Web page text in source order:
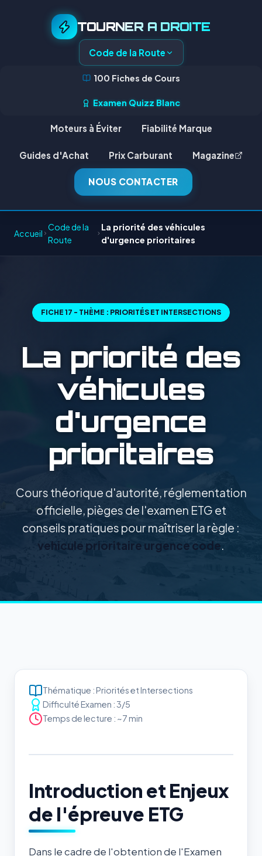
TOURNER A DROITE
Code de la Route
100 Fiches de Cours
Examen Quizz Blanc
Moteurs à Éviter Fiabilité Marque
Guides d'Achat Prix Carburant Magazine
NOUS CONTACTER
Accueil
Code de la
Route
La priorité des véhicules
d'urgence prioritaires
FICHE 17 - THÈME : PRIORITÉS ET INTERSECTIONS
La priorité des
véhicules
d'urgence
prioritaires
Cours théorique d'autorité, réglementation
officielle, pièges de l'examen ETG et
conseils pratiques pour maîtriser la règle :
vehicule prioritaire urgence code.
Thématique : Priorités et Intersections
Difficulté Examen : 3/5
Temps de lecture : ~7 min
Introduction et Enjeux
de l'épreuve ETG
Dans le cadre de l'obtention de l'Examen